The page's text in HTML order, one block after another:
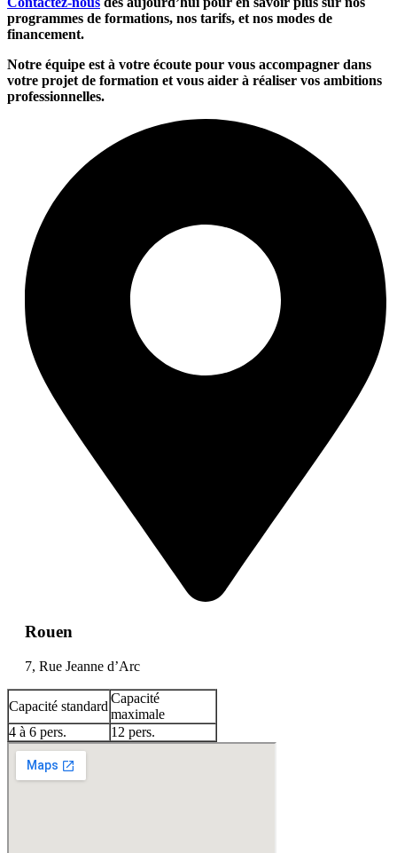
programmes de formations, nos tarifs, et nos modes de
financement.
Notre équipe est à votre écoute pour vous accompagner dans
votre projet de formation et vous aider à réaliser vos ambitions
professionnelles.
Rouen
7, Rue Jeanne d’Arc
Capacité standard
Capacité
maximale
4 à 6 pers.
12 pers.